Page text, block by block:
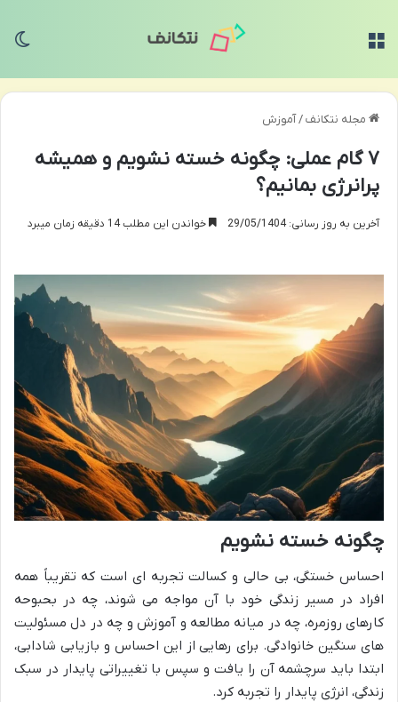
مجله نتکانف/آموزش
۷ گام عملی: چگونه خسته نشویم و همیشه
پرانرژی بمانیم؟
آخرین به روز رسانی: 29/05/1404 خواندن این مطلب 14 دقیقه زمان میبرد
چگونه خسته نشویم
احساس خستگی، بی حالی و کسالت تجربه ای است که تقریباً همه
افراد در مسیر زندگی خود با آن مواجه می شوند، چه در بحبوحه
کارهای روزمره، چه در میانه مطالعه و آموزش و چه در دل مسئولیت
های سنگین خانوادگی. برای رهایی از این احساس و بازیابی شادابی،
ابتدا باید سرچشمه آن را یافت و سپس با تغییراتی پایدار در سبک
زندگی، انرژی پایدار را تجربه کرد.